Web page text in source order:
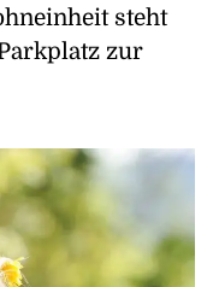
steht
zur